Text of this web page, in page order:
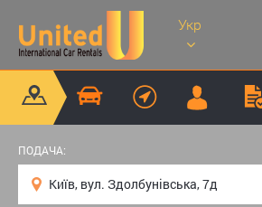
Укр
ПОДАЧА: